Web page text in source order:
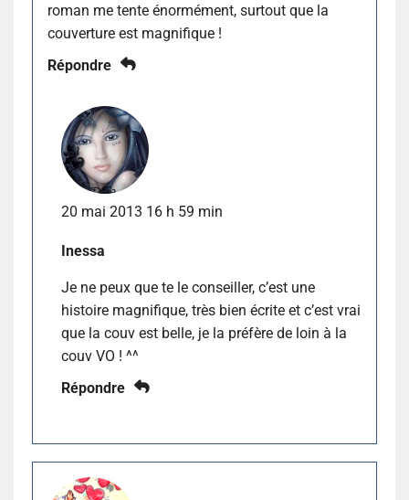
roman me tente énormément, surtout que la
couverture est magnifique !
Répondre
20 mai 2013 16 h 59 min
Inessa
Je ne peux que te le conseiller, c’est une
histoire magnifique, très bien écrite et c’est vrai
que la couv est belle, je la préfère de loin à la
couv VO ! ^^
Répondre